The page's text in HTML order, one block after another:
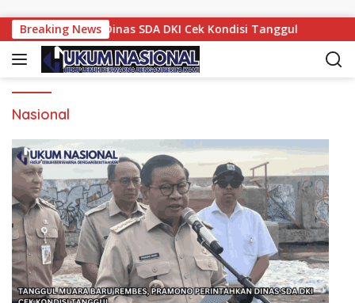
Breaking News
Perintahkan Dinas SDA DKI Cek Kondisi Tanggul
Nasional